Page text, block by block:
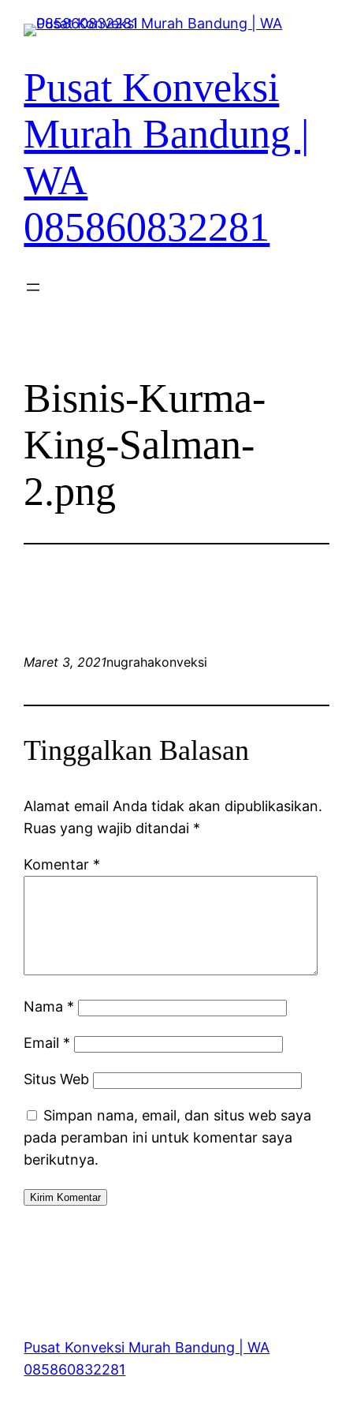
Lewati
Pusat Konveksi
Murah Bandung |
WA
085860832281
Bisnis-Kurma-
King-Salman-
2.png
Maret 3, 2021nugrahakonveksi
Tinggalkan Balasan
Alamat email Anda tidak akan dipublikasikan.
Ruas yang wajib ditandai *
Komentar *
Nama *
Email *
Situs Web
Simpan nama, email, dan situs web saya
pada peramban ini untuk komentar saya
berikutnya.
Pusat Konveksi Murah Bandung | WA
085860832281